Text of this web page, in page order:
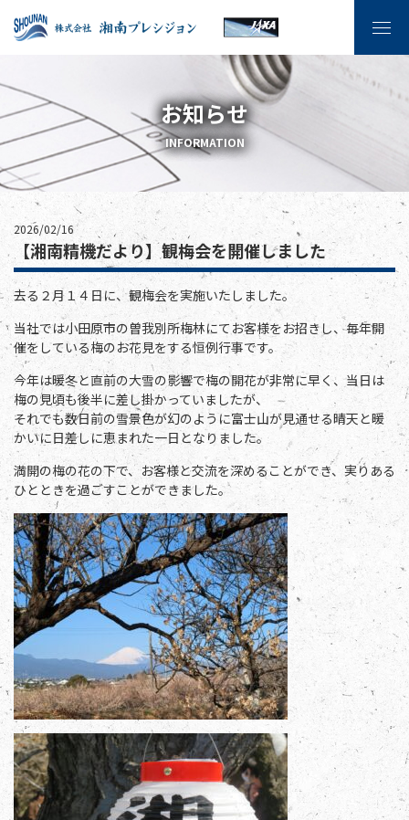
お知らせ
INFORMATION
2026/02/16
【湘南精機だより】観梅会を開催しました
去る２月１４日に、観梅会を実施いたしました。
当社では小田原市の曽我別所梅林にてお客様をお招きし、毎年開
催をしている梅のお花見をする恒例行事です。
今年は暖冬と直前の大雪の影響で梅の開花が非常に早く、当日は
梅の見頃も後半に差し掛かっていましたが、
それでも数日前の雪景色が幻のように富士山が見通せる晴天と暖
かいに日差しに恵まれた一日となりました。
満開の梅の花の下で、お客様と交流を深めることができ、実りある
ひとときを過ごすことができました。